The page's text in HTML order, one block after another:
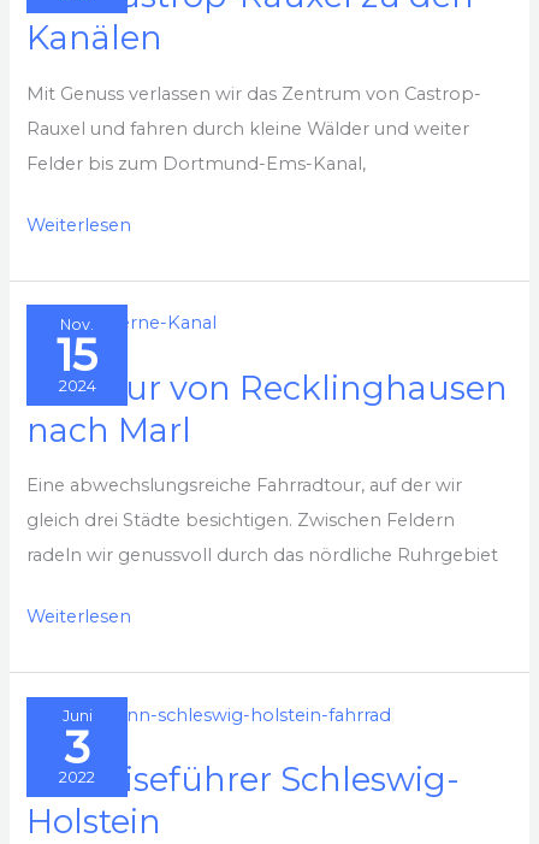
Kanälen
Mit Genuss verlassen wir das Zentrum von Castrop-
Rauxel und fahren durch kleine Wälder und weiter
Felder bis zum Dortmund-Ems-Kanal,
Von
Kanälen
Weiterlesen
Nov.
15
2024
Radtour von Recklinghausen
nach Marl
Eine abwechslungsreiche Fahrradtour, auf der wir
gleich drei Städte besichtigen. Zwischen Feldern
radeln wir genussvoll durch das nördliche Ruhrgebiet
Radtour
nach
Marl
Weiterlesen
Juni
3
2022
Radreiseführer Schleswig-
Holstein